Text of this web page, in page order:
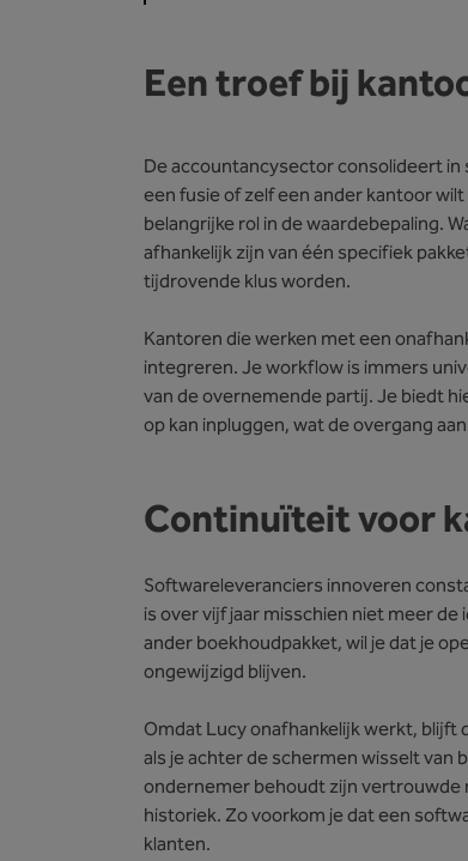
Een troef bij
De accountancysector consolideert
een fusie of zelf een ander kantoor
belangrijke rol in de waardebepaling.
afhankelijk zijn van één specifiek
tijdrovende klus worden.
Kantoren die werken met een
integreren. Je workflow is immers
van de overnemende partij. Je biedt
op kan inpluggen, wat de overgang
Continuïteit voor
Softwareleveranciers innoveren
is over vijf jaar misschien niet meer
ander boekhoudpakket, wil je dat je
ongewijzigd blijven.
Omdat Lucy onafhankelijk werkt,
als je achter de schermen wisselt van
ondernemer behoudt zijn vertrouwde
historiek. Zo voorkom je dat een
klanten.